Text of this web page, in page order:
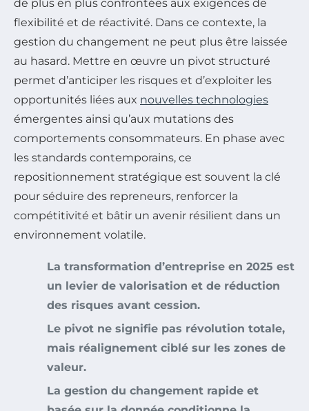
de plus en plus confrontées aux exigences de
flexibilité et de réactivité. Dans ce contexte, la
gestion du changement ne peut plus être laissée
au hasard. Mettre en œuvre un pivot structuré
permet d’anticiper les risques et d’exploiter les
opportunités liées aux nouvelles technologies
émergentes ainsi qu’aux mutations des
comportements consommateurs. En phase avec
les standards contemporains, ce
repositionnement stratégique est souvent la clé
pour séduire des repreneurs, renforcer la
compétitivité et bâtir un avenir résilient dans un
environnement volatile.
La transformation d’entreprise en 2025 est
un levier de valorisation et de réduction
des risques avant cession.
Le pivot ne signifie pas révolution totale,
mais réalignement ciblé sur les zones de
valeur.
La gestion du changement rapide et